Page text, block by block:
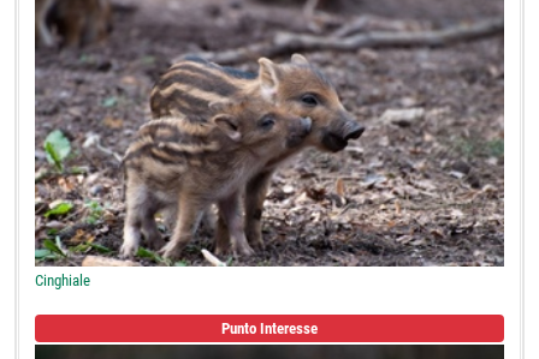
Cinghiale
Punto Interesse